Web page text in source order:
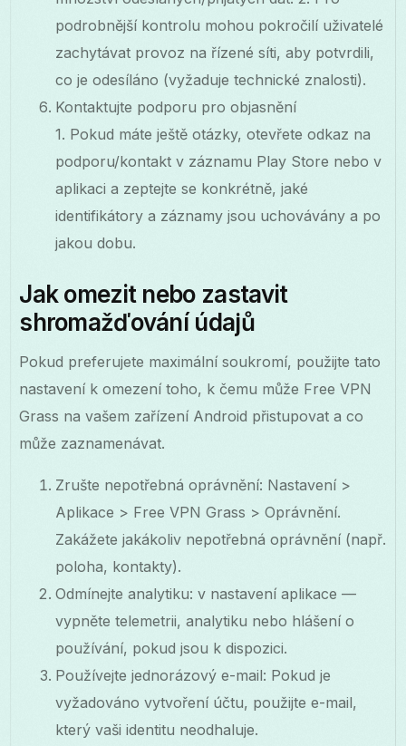
podrobnější kontrolu mohou pokročilí uživatelé
zachytávat provoz na řízené síti, aby potvrdili,
co je odesíláno (vyžaduje technické znalosti).
Kontaktujte podporu pro objasnění
1. Pokud máte ještě otázky, otevřete odkaz na
podporu/kontakt v záznamu Play Store nebo v
aplikaci a zeptejte se konkrétně, jaké
identifikátory a záznamy jsou uchovávány a po
jakou dobu.
Jak omezit nebo zastavit
shromažďování údajů
Pokud preferujete maximální soukromí, použijte tato
nastavení k omezení toho, k čemu může Free VPN
Grass na vašem zařízení Android přistupovat a co
může zaznamenávat.
Zrušte nepotřebná oprávnění: Nastavení >
Aplikace > Free VPN Grass > Oprávnění.
Zakážete jakákoliv nepotřebná oprávnění (např.
poloha, kontakty).
Odmínejte analytiku: v nastavení aplikace —
vypněte telemetrii, analytiku nebo hlášení o
používání, pokud jsou k dispozici.
Používejte jednorázový e-mail: Pokud je
vyžadováno vytvoření účtu, použijte e-mail,
který vaši identitu neodhaluje.